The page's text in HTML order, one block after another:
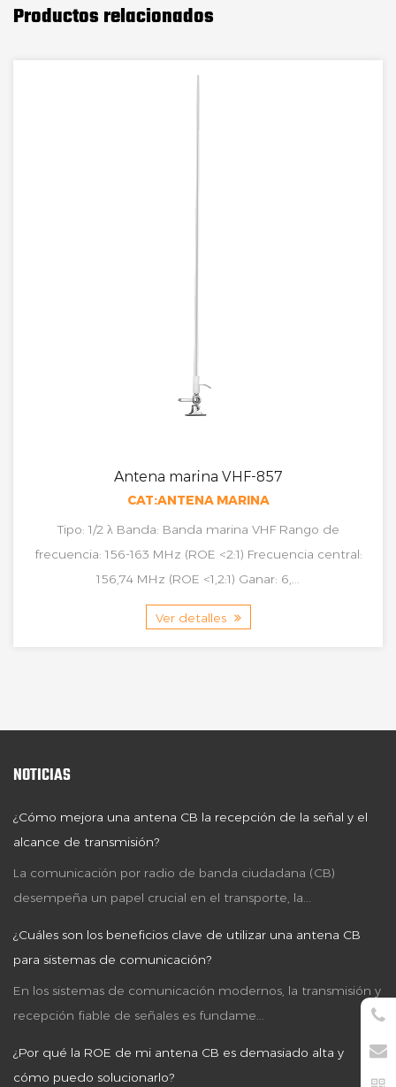
Productos relacionados
Antena marina VHF-857
CAT:ANTENA MARINA
Tipo: 1/2 λ Banda: Banda marina VHF Rango de
frecuencia: 156-163 MHz (ROE <2:1) Frecuencia central:
156,74 MHz (ROE <1,2:1) Ganar: 6,...
Ver detalles
NOTICIAS
¿Cómo mejora una antena CB la recepción de la señal y el
alcance de transmisión?
La comunicación por radio de banda ciudadana (CB)
desempeña un papel crucial en el transporte, la...
¿Cuáles son los beneficios clave de utilizar una antena CB
para sistemas de comunicación?
En los sistemas de comunicación modernos, la transmisión y
recepción fiable de señales es fundame...
¿Por qué la ROE de mi antena CB es demasiado alta y
cómo puedo solucionarlo?